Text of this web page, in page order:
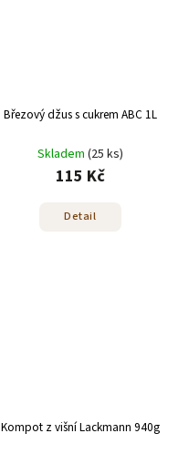
Březový džus s cukrem ABC 1L
Skladem (25 ks)
115 Kč
Detail
Kompot z višní Lackmann 940g